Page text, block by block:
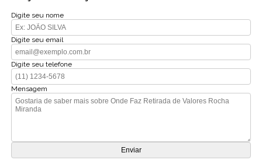
Digite seu nome
Digite seu email
Digite seu telefone
Mensagem